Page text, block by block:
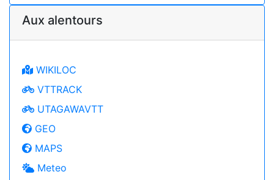
Aux alentours
WIKILOC
VTTRACK
UTAGAWAVTT
GEO
MAPS
Meteo